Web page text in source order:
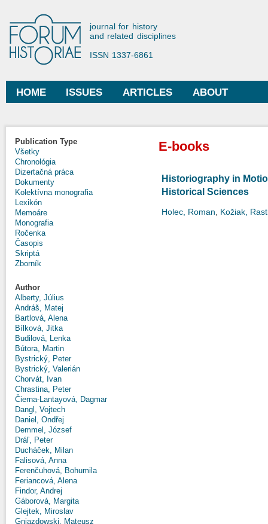
Forum Historiae
journal for history
and related disciplines
ISSN 1337-6861
Main menu
HOME ISSUES ARTICLES ABOUT
Publication Type
Všetky
Chronológia
Dizertačná práca
Dokumenty
Kolektívna monografia
Lexikón
Memoáre
Monografia
Ročenka
Časopis
Skriptá
Zborník
Author
Alberty, Július
Andráš, Matej
Bartlová, Alena
Bílková, Jitka
Budilová, Lenka
Bútora, Martin
Bystrický, Peter
Bystrický, Valerián
Chorvát, Ivan
Chrastina, Peter
Čierna-Lantayová, Dagmar
Dangl, Vojtech
Daniel, Ondřej
Demmel, József
Dráľ, Peter
Ducháček, Milan
Falisová, Anna
Ferenčuhová, Bohumila
Feriancová, Alena
Findor, Andrej
Gáborová, Margita
Glejtek, Miroslav
Gniazdowski, Mateusz
E-books
Historiography in
Historical Sciences
Holec, Roman Kožiak,